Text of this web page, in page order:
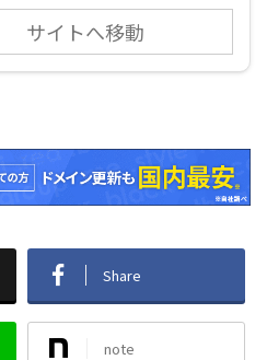
サイトへ移動
Share
note